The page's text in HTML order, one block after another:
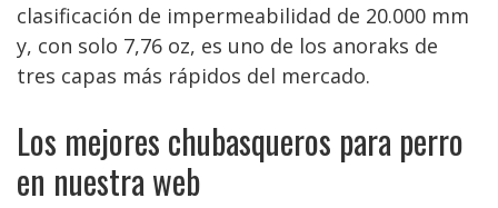
clasificación de impermeabilidad de 20.000 mm
y, con solo 7,76 oz, es uno de los anoraks de
tres capas más rápidos del mercado.
Los mejores chubasqueros para perro
en nuestra web